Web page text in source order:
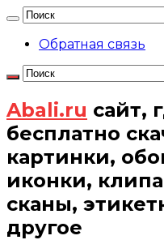
Обратная связь
Abali.ru сайт,
бесплатно
картинки,
иконки,
сканы,
другое